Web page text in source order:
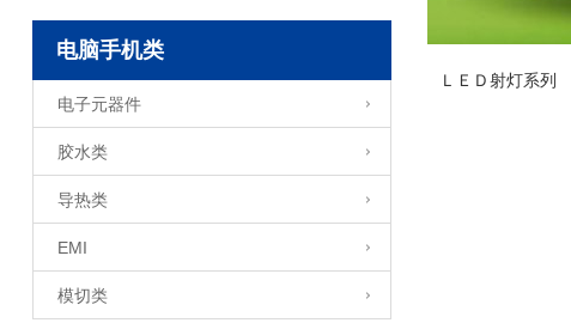
电脑手机类
电子元器件
胶水类
导热类
EMI
模切类
ＬＥＤ射灯系列